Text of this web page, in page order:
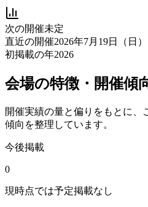
次の開催未定
直近の開催2026年7月19日（日）
初掲載の年2026
会場の特徴・開催傾
開催実績の量と偏りをもとに、
傾向を整理しています。
今後掲載
0
現時点では予定掲載なし